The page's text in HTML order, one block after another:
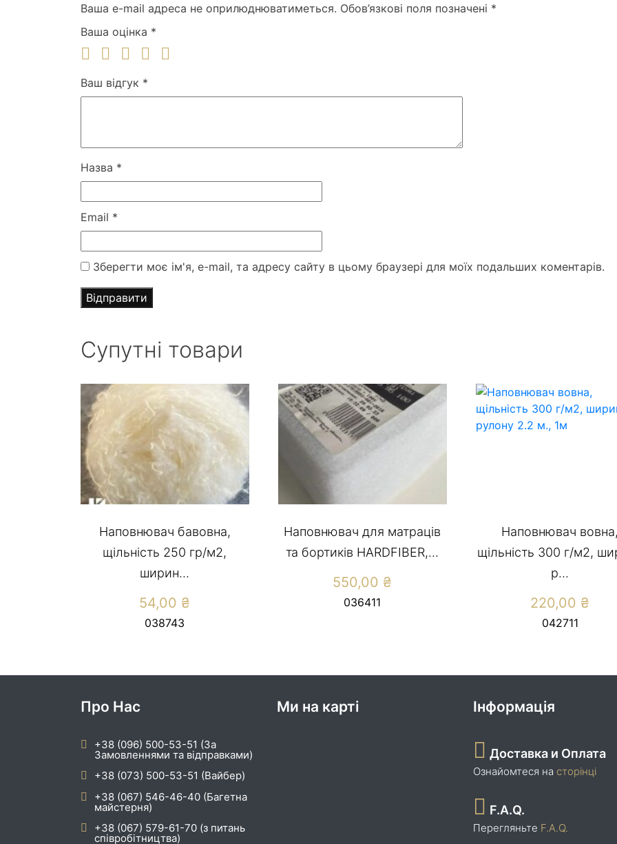
Ваша e-mail адреса не оприлюднюватиметься. Обов’язкові поля позначені *
Ваша оцінка *
Ваш відгук *
Назва *
Email *
Зберегти моє ім'я, e-mail, та адресу сайту в цьому браузері для моїх подальших коментарів.
Супутні товари
Наповнювач бавовна,
щільність 250 гр/м2,
ширин...
54,00 ₴
038743
Наповнювач для матраців
та бортиків HARDFIBER,...
550,00 ₴
036411
Наповнювач
щільність 300 г/м2,
р...
220,00 ₴
042711
Про Нас
+38 (096) 500-53-51 (За
Замовленнями та відправками)
+38 (073) 500-53-51 (Вайбер)
+38 (067) 546-46-40 (Багетна
майстерня)
+38 (067) 579-61-70 (з питань
співробітництва)
Ми на карті Інформація
Доставка и Оплата
Ознайомтеся на сторінці
F.A.Q.
Перегляньте F.A.Q.